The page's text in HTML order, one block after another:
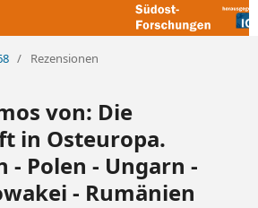
/ Rezensionen
von: Die
in Osteuropa.
- Polen - Ungarn -
- Rumänien